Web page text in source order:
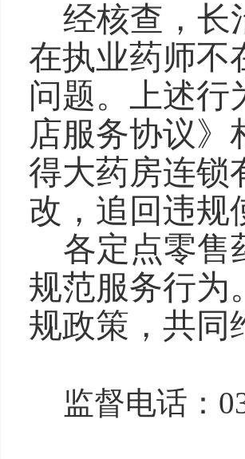
经核查，长
在执业药师不
问题。上述行
店服务协议》
得大药房连锁
改，追回违规
各定点零售
规范服务行为
规政策，共同
监督电话：